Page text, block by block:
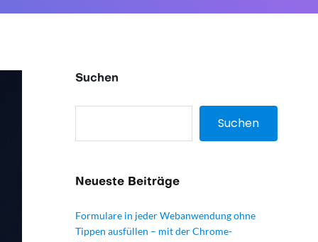
Suchen
Suchen
Neueste Beiträge
Formulare in jeder Webanwendung ohne
Tippen ausfüllen – mit der Chrome-